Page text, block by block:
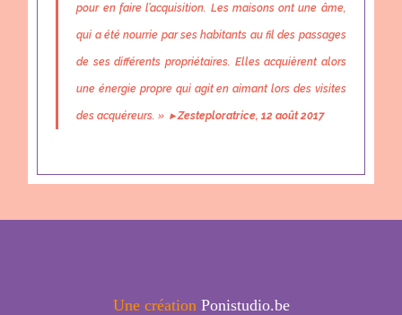
pour en faire l’acquisition. Les maisons ont une âme,
qui a été nourrie par ses habitants au fil des passages
de ses différents propriétaires. Elles acquièrent alors
une énergie propre qui agit en aimant lors des visites
des acquéreurs. » ▸Zesteploratrice, 12 août 2017
Une création Ponistudio.be